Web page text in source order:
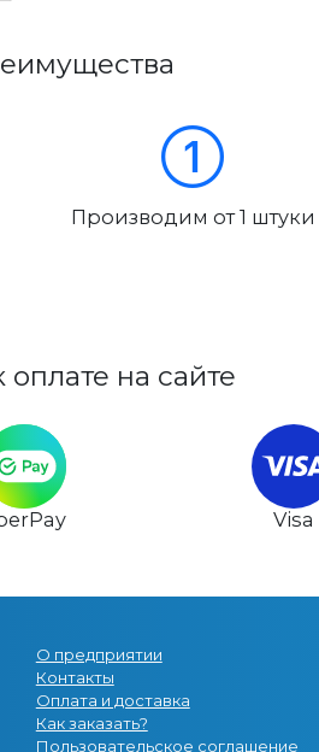
Производим от 1 штуки
на сайте
Visa
О предприятии
Контакты
Оплата и доставка
Как заказать?
Пользовательское соглашение